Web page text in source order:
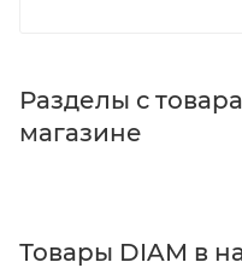
Разделы с
магазине
Товары DIAM в